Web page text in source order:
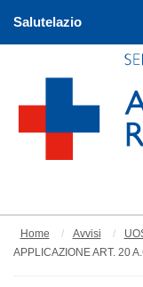
Salutelazio
Home Avvisi